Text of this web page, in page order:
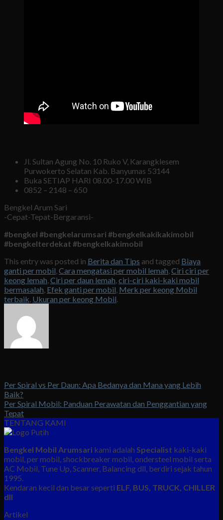
Jl. Sultan Agung No. 10 Ruko V, Karangklesem
Purwokerto Selatan Kab. Banyumas 53144
Buka SETIAP HARI 08.00-17.00 WIB
0852 – 2148 – 650
Bengkel Arum Sari
-Cepat-Tepat-Bergaransi-
#bengkel #bengkelarumsari #bengkelkakikakimobil
#bengkelterdekat #bengkelkakimobil
This entry was posted in Berita dan Tips and tagged Biaya
ganti per mobil Cara mengatasi per mobil lemah Ciri ciri per
keong lemah Ciri per daun lemah ciri-ciri kaki-kaki mobil
bermasalah Efek ganti per mobil Merk per keong Mobil
terbaik Ukuran per keong Mobil
Per Spiral vs Per Daun: Apa Bedanya dan Mana yang Lebih
Baik?
Per Spiral Mobil: Panduan Perawatan dan Penggantian yang
Tepat
TENTANG KAMI
Bengkel Mobil Arumsari kami adalah Specialist kaki-kaki
mobil, per mobil, shockbreaker mobil, ondersteel mobil serta
AC Mobil, Tune Up, Scanner, Balancing dll, berdiri sejak tahun
1995.
Kendaran kecil dan besar seperti ELF, BUS, TRUCK, CHILLER
dll
Artikel